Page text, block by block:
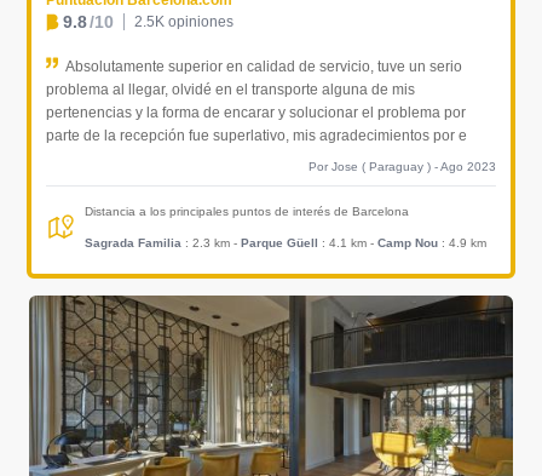
9.8/10 2.5K opiniones
Absolutamente superior en calidad de servicio, tuve un serio
problema al llegar, olvidé en el transporte alguna de mis
pertenencias y la forma de encarar y solucionar el problema por
parte de la recepción fue superlativo, mis agradecimientos por e
Por Jose ( Paraguay ) - Ago 2023
Distancia a los principales puntos de interés de Barcelona
Sagrada Familia : 2.3 km - Parque Güell : 4.1 km - Camp Nou : 4.9 km